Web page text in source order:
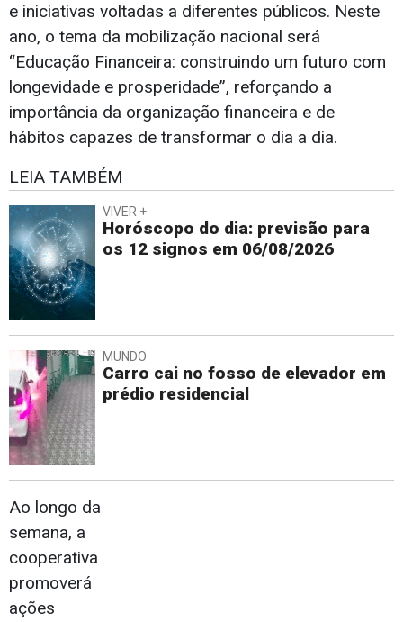
e iniciativas voltadas a diferentes públicos. Neste
ano, o tema da mobilização nacional será
“Educação Financeira: construindo um futuro com
longevidade e prosperidade”, reforçando a
importância da organização financeira e de
hábitos capazes de transformar o dia a dia.
LEIA TAMBÉM
VIVER +
Horóscopo do dia: previsão para
os 12 signos em 06/08/2026
MUNDO
Carro cai no fosso de elevador em
prédio residencial
Ao longo da
semana, a
cooperativa
promoverá
ações